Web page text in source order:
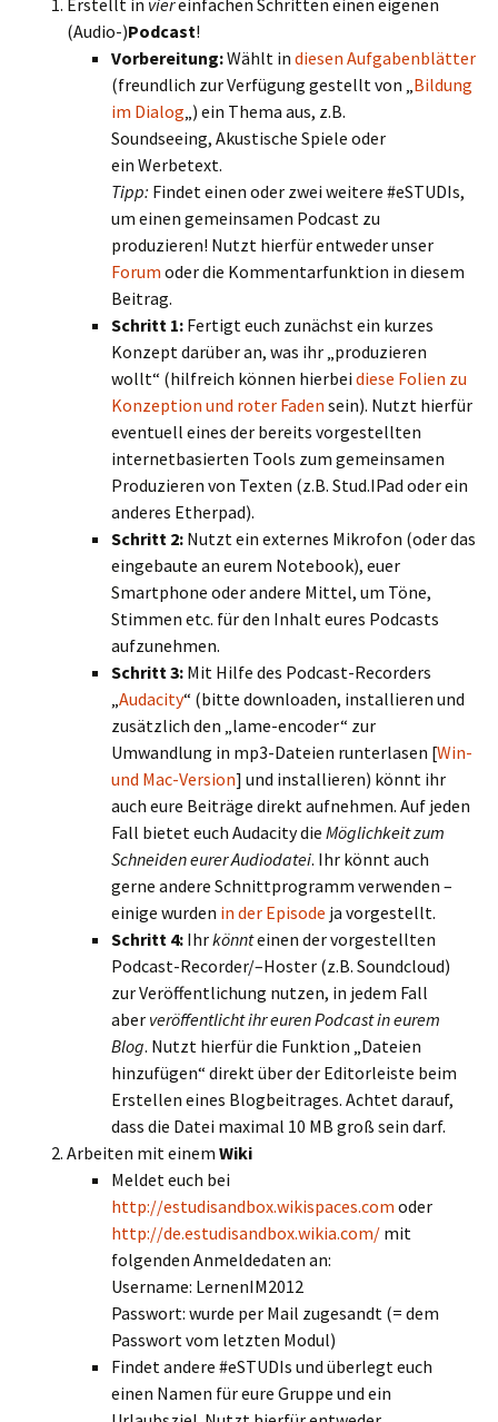
Erstellt in viereinfachen Schritten einen eigenen
(Audio-)Podcast!
Vorbereitung:Wählt in diesen Aufgabenblätter
(freundlich zur Verfügung gestellt von „Bildung
im Dialog„) ein Thema aus, z.B.
Soundseeing, Akustische Spiele oder
ein Werbetext.
Tipp: Findet einen oder zwei weitere #eSTUDIs,
um einen gemeinsamen Podcast zu
produzieren! Nutzt hierfür entweder unser
Forum oder die Kommentarfunktion in diesem
Beitrag.
Schritt 1: Fertigt euch zunächst ein kurzes
Konzept darüber an, was ihr „produzieren
wollt“ (hilfreich können hierbei diese Folien zu
Konzeption und roter Faden sein). Nutzt hierfür
eventuell eines der bereits vorgestellten
internetbasierten Tools zum gemeinsamen
Produzieren von Texten (z.B. Stud.IPad oder ein
anderes Etherpad).
Schritt 2: Nutzt ein externes Mikrofon (oder das
eingebaute an eurem Notebook), euer
Smartphone oder andere Mittel, um Töne,
Stimmen etc. für den Inhalt eures Podcasts
aufzunehmen.
Schritt 3: Mit Hilfe des Podcast-Recorders
„Audacity“ (bitte downloaden, installieren und
zusätzlich den „lame-encoder“ zur
Umwandlung in mp3-Dateien runterlasen [Win-
und Mac-Version] und installieren) könnt ihr
auch eure Beiträge direkt aufnehmen. Auf jeden
Fall bietet euch Audacity die Möglichkeit zum
Schneiden eurer Audiodatei. Ihr könnt auch
gerne andere Schnittprogramm verwenden –
einige wurden in der Episode ja vorgestellt.
Schritt 4: Ihrkönnteinen der vorgestellten
Podcast-Recorder/–Hoster (z.B. Soundcloud)
zur Veröffentlichung nutzen, in jedem Fall
aber veröffentlicht ihr euren Podcast in eurem
Blog. Nutzt hierfür die Funktion „Dateien
hinzufügen“ direkt über der Editorleiste beim
Erstellen eines Blogbeitrages. Achtet darauf,
dass die Datei maximal 10 MB groß sein darf.
Arbeiten mit einem Wiki
Meldet euch bei
http://estudisandbox.wikispaces.com oder
http://de.estudisandbox.wikia.com/ mit
folgenden Anmeldedaten an:
Username: LernenIM2012
Passwort: wurde per Mail zugesandt (= dem
Passwort vom letzten Modul)
Findet andere #eSTUDIs und überlegt euch
einen Namen für eure Gruppe und ein